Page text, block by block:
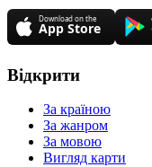
Відкрити
За країною
За жанром
За мовою
Вигляд карти